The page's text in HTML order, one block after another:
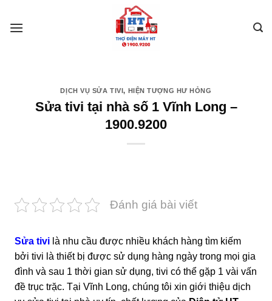
DỊCH VỤ SỬA TIVI, HIỆN TƯỢNG HƯ HỎNG
Sửa tivi tại nhà số 1 Vĩnh Long –
1900.9200
Đánh giá bài viết
Sửa tivi là nhu cầu được nhiều khách hàng tìm kiếm
bởi tivi là thiết bị được sử dụng hàng ngày trong mọi gia
đình và sau 1 thời gian sử dụng, tivi có thể gặp 1 vài vấn
đề trục trặc. Tại Vĩnh Long, chúng tôi xin giới thiệu dịch